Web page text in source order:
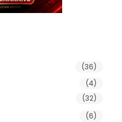
(36)
(4)
(32)
(6)